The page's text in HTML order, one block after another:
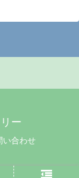
ー
い合わせ